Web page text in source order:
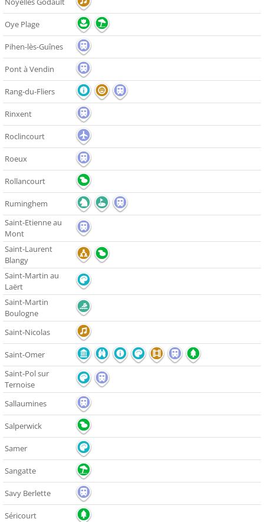
Oye Plage
Pihen-lès-Guînes
Pont à Vendin
Rang-du-Fliers
Rinxent
Roclincourt
Roeux
Rollancourt
Ruminghem
Saint-Etienne au
Mont
Saint-Laurent
Blangy
Saint-Martin au
Laërt
Saint-Martin
Boulogne
Saint-Nicolas
Saint-Omer
Saint-Pol sur
Ternoise
Sallaumines
Salperwick
Samer
Sangatte
Savy Berlette
Séricourt